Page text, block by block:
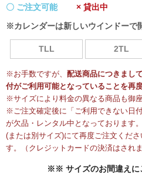
〇 ご注文可能
× 貸出中
※カレンダーは新しいウインドーで
TLL 2TL
※お手数ですが、 配送商品につきまし
付がご利用可能となっていることを再
※サイズにより料金の異なる商品も御座
※ご注文確定後に「ご利用できない日
が欠品・レンタル中となっております
(または別サイズ)にて再度ご注文くだ
す。（クレジットカードの決済はされま
※※ サイズのお間違え